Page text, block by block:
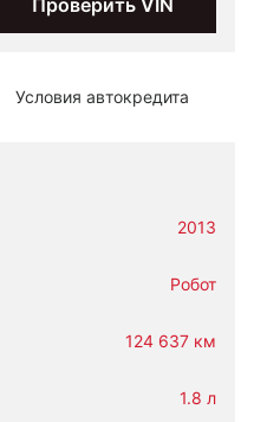
Условия автокредита
2013
Робот
124 637 км
1.8 л
Проверить VIN